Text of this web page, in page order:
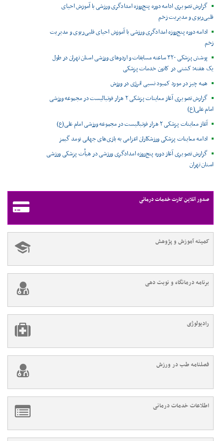
گزارش تصویری ادامه دوره پنج‌روزه امدادگری ورزشی با آموزش احیای
قلبی‌ریوی و مدیریت زخم
ادامه دوره پنج‌روزه امدادگری ورزشی با آموزش احیای قلبی‌ریوی و مدیریت
زخم
پوشش پزشکی ۳۲۰ ساعته مسابقات و اردوهای ورزشی استان تهران در طول
یک هفته؛ کشتی در کانون خدمات پزشکی
همه چیز در مورد کمبود نسبی انرژی در ورزش
گزارش تصویری آغاز معاینات پزشکی ۲ هزار فوتبالیست در مجموعه ورزشی
امام علی(ع)
آغاز معاینات پزشکی ۲ هزار فوتبالیست در مجموعه ورزشی امام علی(ع)
ادامه معاینات پزشکی ورزشکاران اعزامی به بازی‌های جهانی نومد گیمز
گزارش تصویری آغاز دوره پنج‌روزه امدادگری ورزشی در هیأت پزشکی ورزشی
استان تهران
صدور آنلاین کارت خدمات درمانی
کمیته آموزش و پژوهش
برنامه درمانگاه و نوبت دهی
رادیولوژی
فصلنامه طب در ورزش
اطلاعات خدمات درمانی